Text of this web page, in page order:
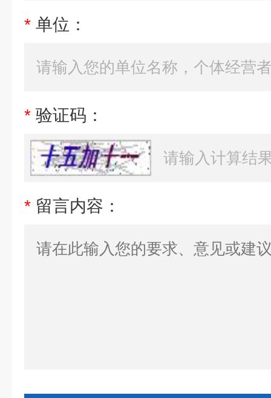
* 单位：
* 验证码：
* 留言内容：